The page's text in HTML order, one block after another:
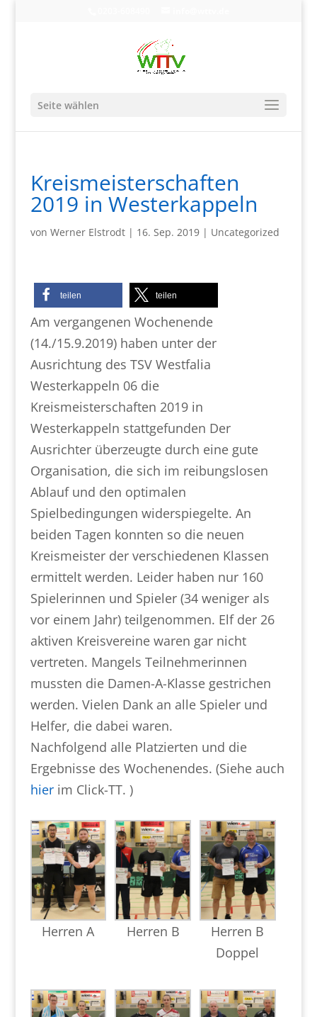
Seite wählen
Kreismeisterschaften
2019 in Westerkappeln
von Werner Elstrodt| 16. Sep. 2019| Uncategorized
teilen teilen
Am vergangenen Wochenende
(14./15.9.2019) haben unter der
Ausrichtung des TSV Westfalia
Westerkappeln 06 die
Kreismeisterschaften 2019 in
Westerkappeln stattgefunden Der
Ausrichter überzeugte durch eine gute
Organisation, die sich im reibungslosen
Ablauf und den optimalen
Spielbedingungen widerspiegelte. An
beiden Tagen konnten so die neuen
Kreismeister der verschiedenen Klassen
ermittelt werden. Leider haben nur 160
Spielerinnen und Spieler (34 weniger als
vor einem Jahr) teilgenommen. Elf der 26
aktiven Kreisvereine waren gar nicht
vertreten. Mangels Teilnehmerinnen
mussten die Damen-A-Klasse gestrichen
werden. Vielen Dank an alle Spieler und
Helfer, die dabei waren.
Nachfolgend alle Platzierten und die
Ergebnisse des Wochenendes. (Siehe auch
hierim Click-TT. )
Herren A Herren B
Herren B
Doppel